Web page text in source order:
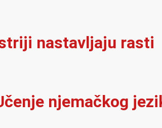
nastavljaju rasti
njemačkog